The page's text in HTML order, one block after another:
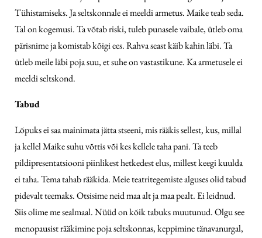
Tühistamiseks. Ja seltskonnale ei meeldi armetus. Maike teab seda.
Tal on kogemusi. Ta võtab riski, tuleb punasele vaibale, ütleb oma
pärisnime ja komistab kõigi ees. Rahva seast käib kahin läbi. Ta
ütleb meile läbi poja suu, et suhe on vastastikune. Ka armetusele ei
meeldi seltskond.
Tabud
Lõpuks ei saa mainimata jätta stseeni, mis rääkis sellest, kus, millal
ja kellel Maike suhu võttis või kes kellele taha pani. Ta teeb
pildipresentatsiooni piinlikest hetkedest elus, millest keegi kuulda
ei taha. Tema tahab rääkida. Meie teatritegemiste alguses olid tabud
pidevalt teemaks. Otsisime neid maa alt ja maa pealt. Ei leidnud.
Siis olime me sealmaal. Nüüd on kõik tabuks muutunud. Olgu see
menopausist rääkimine poja seltskonnas, keppimine tänavanurgal,